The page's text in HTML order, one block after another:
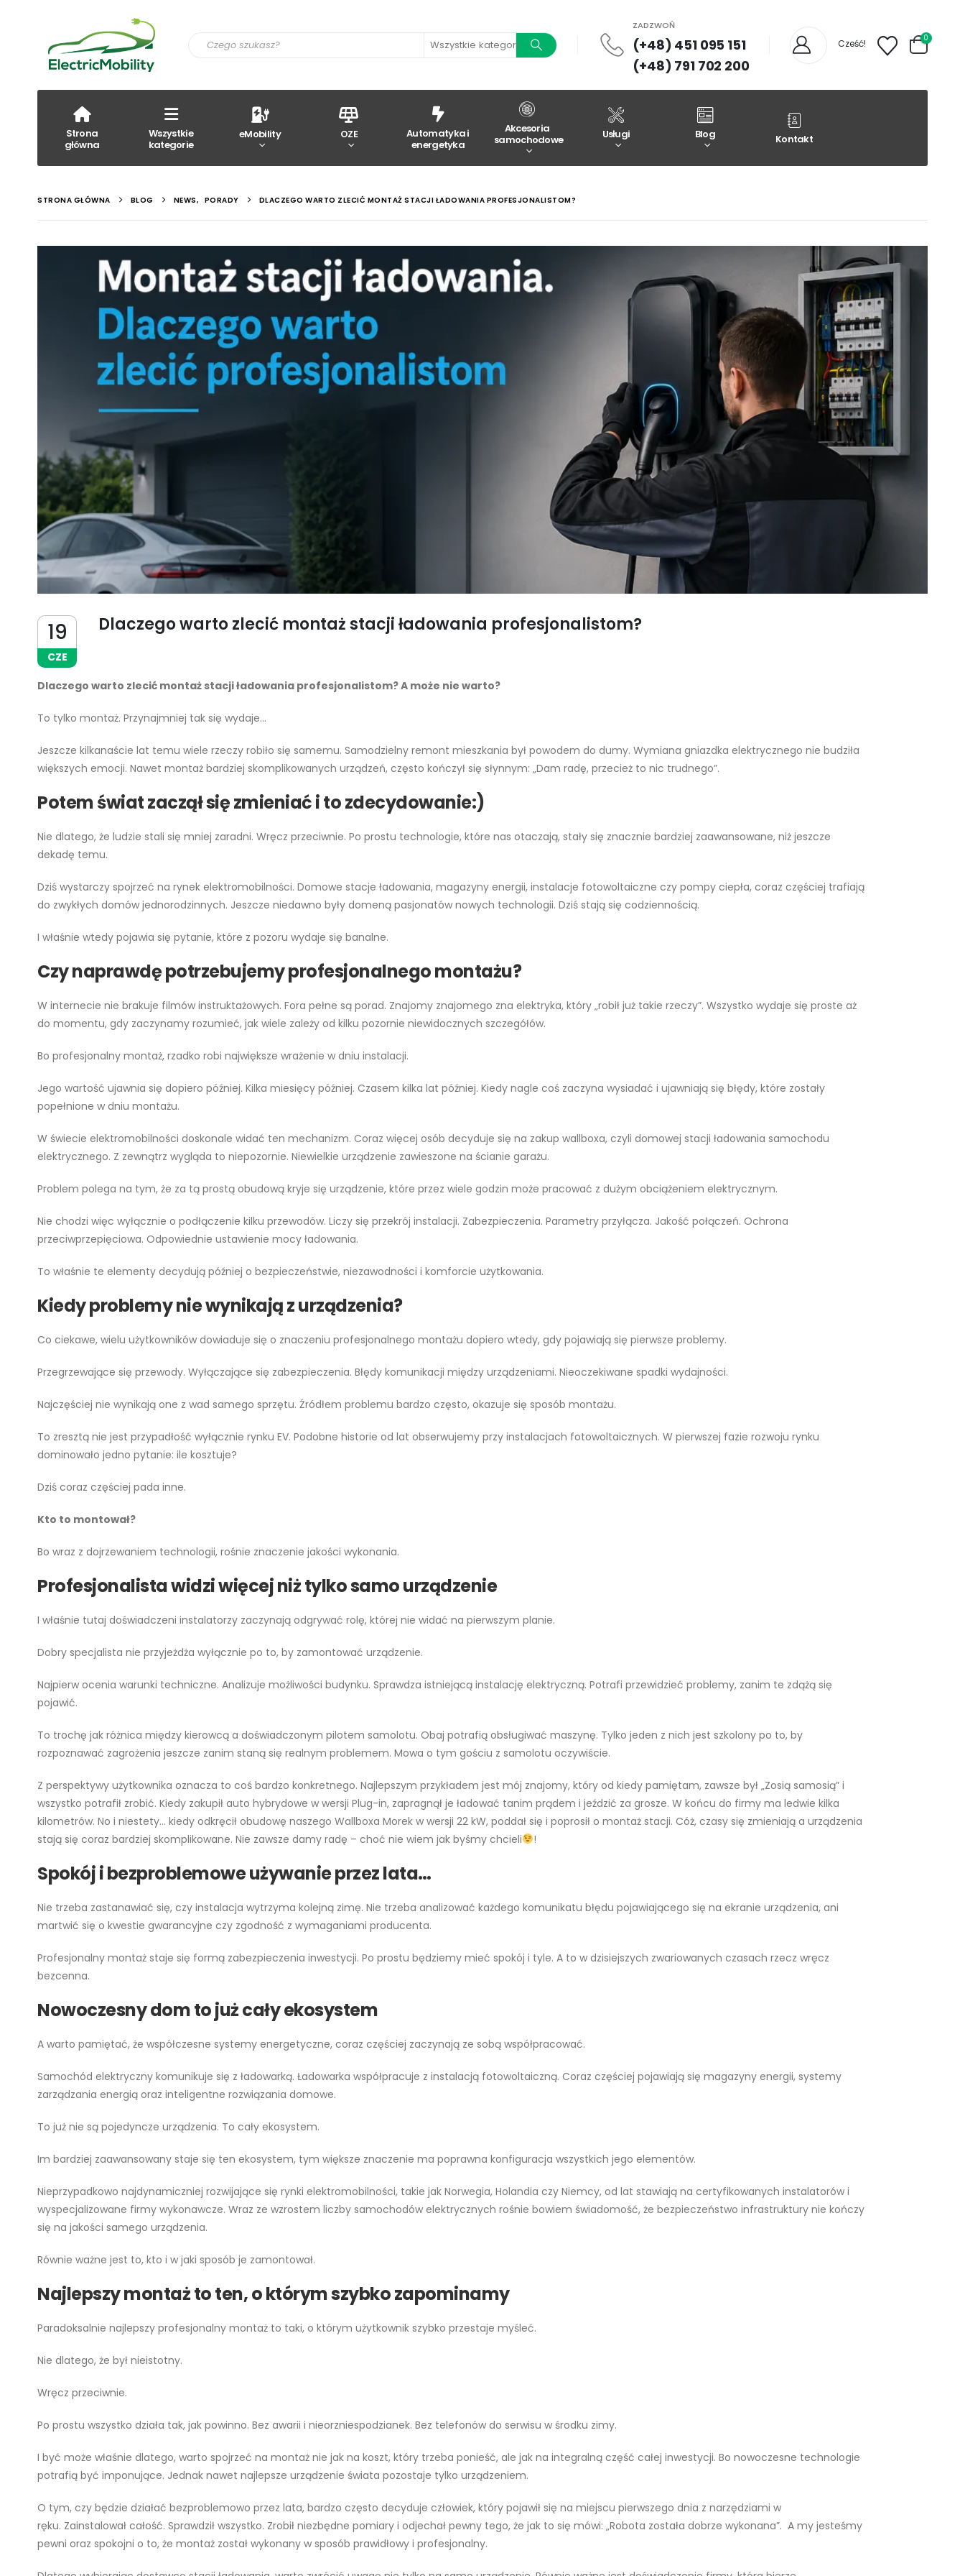
Wszystkie kategorie
ZADZWOŃ
(+48) 451 095 151
(+48) 791 702 200
Cześć! 0
Strona
główna
Wszystkie
kategorie
eMobility OZE
Automatyka i
energetyka
Akcesoria
samochodowe
Usługi Blog Kontakt
STRONA GŁÓWNA BLOG NEWS, PORADY DLACZEGO WARTO ZLECIĆ MONTAŻ STACJI ŁADOWANIA PROFESJONALISTOM?
19
CZE
Dlaczego warto zlecić montaż stacji ładowania profesjonalistom?
Dlaczego warto zlecić montaż stacji ładowania profesjonalistom? A może nie warto?
To tylko montaż. Przynajmniej tak się wydaje…
Jeszcze kilkanaście lat temu wiele rzeczy robiło się samemu. Samodzielny remont mieszkania był powodem do dumy. Wymiana gniazdka elektrycznego nie budziła
większych emocji. Nawet montaż bardziej skomplikowanych urządzeń, często kończył się słynnym: „Dam radę, przecież to nic trudnego”.
Potem świat zaczął się zmieniaći to zdecydowanie:)
Nie dlatego, że ludzie stali się mniej zaradni. Wręcz przeciwnie. Po prostu technologie, które nas otaczają, stały się znacznie bardziej zaawansowane, niż jeszcze
dekadę temu.
Dziś wystarczy spojrzeć na rynek elektromobilności. Domowe stacje ładowania, magazyny energii, instalacje fotowoltaiczne czy pompy ciepła, coraz częściej trafiają
do zwykłych domów jednorodzinnych. Jeszcze niedawno były domeną pasjonatów nowych technologii. Dziś stają się codziennością.
I właśnie wtedy pojawia się pytanie, które z pozoru wydaje się banalne.
Czy naprawdę potrzebujemy profesjonalnego montażu?
W internecie nie brakuje filmów instruktażowych. Fora pełne są porad. Znajomy znajomego zna elektryka, który „robił już takie rzeczy”. Wszystko wydaje się proste aż
do momentu, gdy zaczynamy rozumieć, jak wiele zależy od kilku pozornie niewidocznych szczegółów.
Bo profesjonalny montaż, rzadko robi największe wrażenie w dniu instalacji.
Jego wartość ujawnia się dopiero później. Kilka miesięcy później. Czasem kilka lat później. Kiedy nagle coś zaczyna wysiadać i ujawniają się błędy, które zostały
popełnione w dniu montażu.
W świecie elektromobilności doskonale widać ten mechanizm. Coraz więcej osób decyduje się na zakup wallboxa, czyli domowej stacji ładowania samochodu
elektrycznego. Z zewnątrz wygląda to niepozornie. Niewielkie urządzenie zawieszone na ścianie garażu.
Problem polega na tym, że za tą prostą obudową kryje się urządzenie, które przez wiele godzin może pracować z dużym obciążeniem elektrycznym.
Nie chodzi więc wyłącznie o podłączenie kilku przewodów. Liczy się przekrój instalacji. Zabezpieczenia. Parametry przyłącza. Jakość połączeń. Ochrona
przeciwprzepięciowa. Odpowiednie ustawienie mocy ładowania.
To właśnie te elementy decydują później o bezpieczeństwie, niezawodności i komforcie użytkowania.
Kiedy problemy nie wynikają z urządzenia?
Co ciekawe, wielu użytkowników dowiaduje się o znaczeniu profesjonalnego montażu dopiero wtedy, gdy pojawiają się pierwsze problemy.
Przegrzewające się przewody. Wyłączające się zabezpieczenia. Błędy komunikacji między urządzeniami. Nieoczekiwane spadki wydajności.
Najczęściej nie wynikają one z wad samego sprzętu. Źródłem problemu bardzo często, okazuje się sposób montażu.
To zresztą nie jest przypadłość wyłącznie rynku EV. Podobne historie od lat obserwujemy przy instalacjach fotowoltaicznych. W pierwszej fazie rozwoju rynku
dominowało jedno pytanie: ile kosztuje?
Dziś coraz częściej pada inne.
Kto to montował?
Bo wraz z dojrzewaniem technologii, rośnie znaczenie jakości wykonania.
Profesjonalista widzi więcej niżtylkosamo urządzenie
I właśnie tutaj doświadczeni instalatorzy zaczynają odgrywać rolę, której nie widać na pierwszym planie.
Dobry specjalista nie przyjeżdża wyłącznie po to, by zamontować urządzenie.
Najpierw ocenia warunki techniczne. Analizuje możliwości budynku. Sprawdza istniejącą instalację elektryczną. Potrafi przewidzieć problemy, zanim te zdążą się
pojawić.
To trochę jak różnica między kierowcą a doświadczonym pilotem samolotu. Obaj potrafią obsługiwać maszynę. Tylko jeden z nich jest szkolony po to, by
rozpoznawać zagrożenia jeszcze zanim staną się realnym problemem. Mowa o tym gościu z samolotu oczywiście.
Z perspektywy użytkownika oznacza to coś bardzo konkretnego. Najlepszym przykładem jest mój znajomy, który od kiedy pamiętam, zawsze był „Zosią samosią” i
wszystko potrafił zrobić. Kiedy zakupił auto hybrydowe w wersji Plug-in, zapragnął je ładować tanim prądem i jeździć za grosze. W końcu do firmy ma ledwie kilka
kilometrów. No i niestety… kiedy odkręcił obudowę naszego Wallboxa Morek w wersji 22 kW, poddał się i poprosił o montaż stacji. Cóż, czasy się zmieniają a urządzenia
stają się coraz bardziej skomplikowane. Nie zawsze damy radę – choć nie wiem jak byśmy chcieli
!
Spokóji bezproblemowe używanie przez lata…
Nie trzeba zastanawiać się, czy instalacja wytrzyma kolejną zimę. Nie trzeba analizować każdego komunikatu błędu pojawiającego się na ekranie urządzenia, ani
martwić się o kwestie gwarancyjne czy zgodność z wymaganiami producenta.
Profesjonalny montaż staje się formą zabezpieczenia inwestycji. Po prostu będziemy mieć spokój i tyle. A to w dzisiejszych zwariowanych czasach rzecz wręcz
bezcenna.
Nowoczesny dom to już cały ekosystem
A warto pamiętać, że współczesne systemy energetyczne, coraz częściej zaczynają ze sobą współpracować.
Samochód elektryczny komunikuje się z ładowarką. Ładowarka współpracuje z instalacją fotowoltaiczną. Coraz częściej pojawiają się magazyny energii, systemy
zarządzania energią oraz inteligentne rozwiązania domowe.
To już nie są pojedyncze urządzenia. To cały ekosystem.
Im bardziej zaawansowany staje się ten ekosystem, tym większe znaczenie ma poprawna konfiguracja wszystkich jego elementów.
Nieprzypadkowo najdynamiczniej rozwijające się rynki elektromobilności, takie jak Norwegia, Holandia czy Niemcy, od lat stawiają na certyfikowanych instalatorów i
wyspecjalizowane firmy wykonawcze. Wraz ze wzrostem liczby samochodów elektrycznych rośnie bowiem świadomość, że bezpieczeństwo infrastruktury nie kończy
się na jakości samego urządzenia.
Równie ważne jest to, kto i w jaki sposób je zamontował.
Najlepszy montaż to ten, o którym szybko zapominamy
Paradoksalnie najlepszy profesjonalny montaż to taki, o którym użytkownik szybko przestaje myśleć.
Nie dlatego, że był nieistotny.
Wręcz przeciwnie.
Po prostu wszystko działa tak, jak powinno. Bez awarii i nieorzniespodzianek. Bez telefonów do serwisu w środku zimy.
I być może właśnie dlatego, warto spojrzeć na montaż nie jak na koszt, który trzeba ponieść, ale jak na integralną część całej inwestycji. Bo nowoczesne technologie
potrafią być imponujące. Jednak nawet najlepsze urządzenie świata pozostaje tylko urządzeniem.
O tym, czy będzie działać bezproblemowo przez lata, bardzo często decyduje człowiek, który pojawił się na miejscu pierwszego dnia z narzędziami w
ręku. Zainstalował całość. Sprawdził wszystko. Zrobił niezbędne pomiary i odjechał pewny tego, że jak to się mówi: „Robota została dobrze wykonana”. A my jesteśmy
pewni oraz spokojni o to, że montaż został wykonany w sposób prawidłowy i profesjonalny.